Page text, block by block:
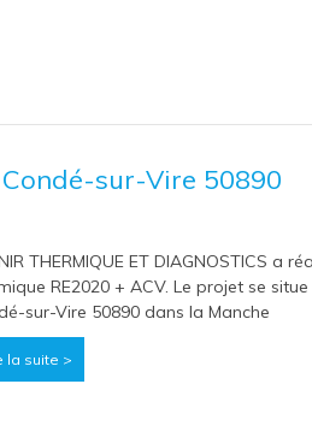
sur-Vire 50890
THERMIQUE ET DIAGNOSTICS a
RE2020 + ACV. Le projet se
sur-Vire 50890 dans la Manche
la suite >